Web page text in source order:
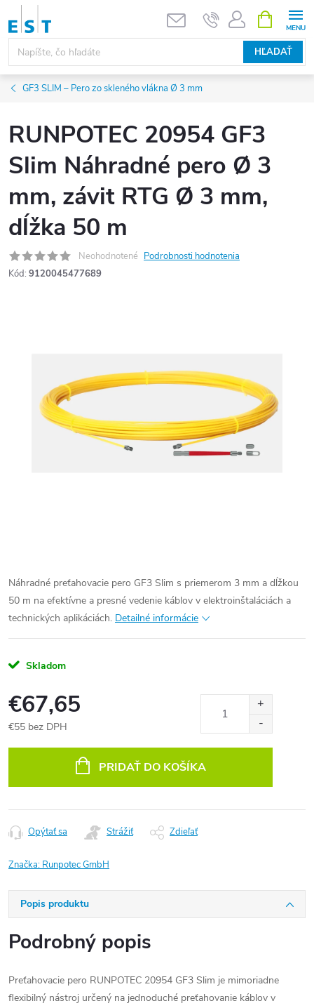
Prejsť
obsah
HĽADAŤ
KOŠÍK
GF3 SLIM – Pero zo skleného vlákna Ø 3 mm
RUNPOTEC 20954 GF3
Slim Náhradné pero Ø 3
mm, závit RTG Ø 3 mm,
dĺžka 50 m
Neohodnotené Podrobnosti hodnotenia
Kód: 9120045477689
Náhradné preťahovacie pero GF3 Slim s priemerom 3 mm a dĺžkou
50 m na efektívne a presné vedenie káblov v elektroinštaláciách a
technických aplikáciách. Detailné informácie
Skladom
€67,65
€55 bez DPH
PRIDAŤ DO KOŠÍKA
Opýtať sa Strážiť Zdieľať
Značka: Runpotec GmbH
Popis produktu
Podrobný popis
Preťahovacie pero RUNPOTEC 20954 GF3 Slim je mimoriadne
flexibilný nástroj určený na jednoduché preťahovanie káblov v